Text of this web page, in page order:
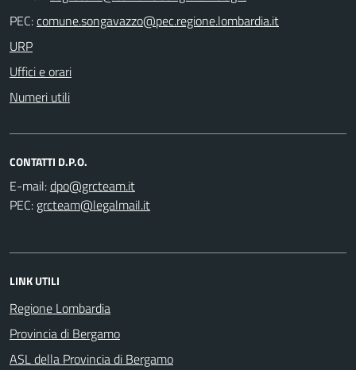
PEC:
URP
Uffici e orari
Numeri utili
CONTATTI D.P.O.
E-mail:
PEC:
LINK UTILI
Regione Lombardia
Provincia di Bergamo
ASL della Provincia di Bergamo